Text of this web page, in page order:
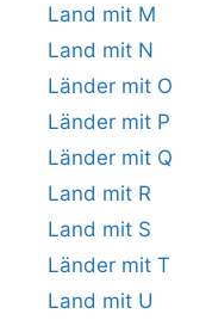
Land mit M
Land mit N
Länder mit O
Länder mit P
Länder mit Q
Land mit R
Land mit S
Länder mit T
Land mit U